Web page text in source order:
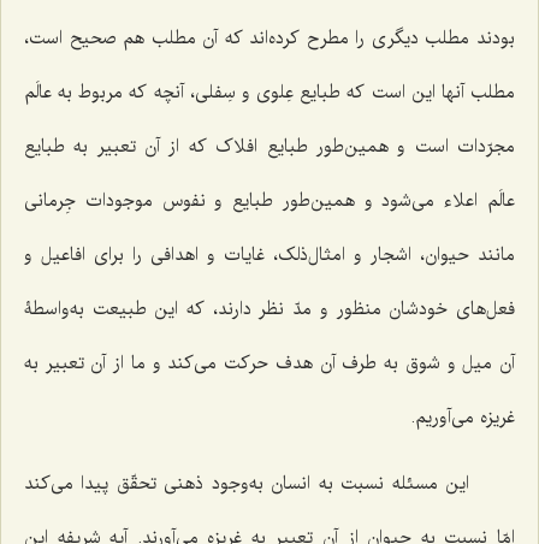
بودند مطلب دیگرى را مطرح کرده‌اند که آن مطلب هم صحیح است،
مطلب آنها این است که طبایع عِلوى و سِفلى، آنچه که مربوط به عالَم
مجرّدات است و همین‌طور طبایع افلاک که از آن تعبیر به طبایع
عالَم اعلاء مى‌شود و همین‌طور طبایع و نفوس موجودات جِرمانى
مانند حیوان، اشجار و امثال‌ذلک، غایات و اهدافى را براى افاعیل و
فعل‌هاى خودشان منظور و مدّ نظر دارند، که این طبیعت به‌واسطۀ
آن میل و شوق به طرف آن هدف حرکت مى‌کند و ما از آن تعبیر به
غریزه مى‌آوریم.
این مسئله نسبت به انسان به‌وجود ذهنى تحقّق پیدا مى‌کند
امّا نسبت به حیوان از آن تعبیر به غریزه مى‌آورند. آیه شریفه این